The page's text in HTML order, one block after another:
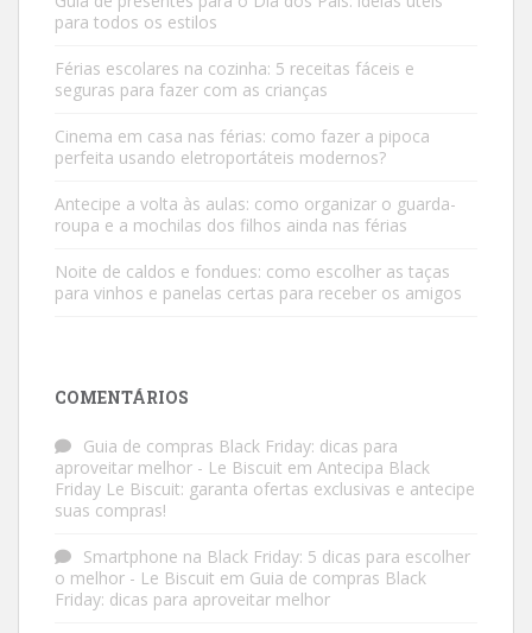
para todos os estilos
Férias escolares na cozinha: 5 receitas fáceis e
seguras para fazer com as crianças
Cinema em casa nas férias: como fazer a pipoca
perfeita usando eletroportáteis modernos?
Antecipe a volta às aulas: como organizar o guarda-
roupa e a mochilas dos filhos ainda nas férias
Noite de caldos e fondues: como escolher as taças
para vinhos e panelas certas para receber os amigos
COMENTÁRIOS
Guia de compras Black Friday: dicas para
aproveitar melhor - Le Biscuit em Antecipa Black
Friday Le Biscuit: garanta ofertas exclusivas e antecipe
suas compras!
Smartphone na Black Friday: 5 dicas para escolher
o melhor - Le Biscuit em Guia de compras Black
Friday: dicas para aproveitar melhor